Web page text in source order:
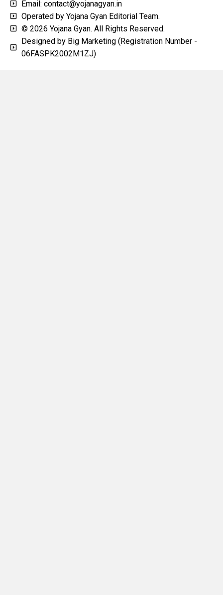
Email: contact@yojanagyan.in
Operated by Yojana Gyan Editorial Team.
© 2026 Yojana Gyan. All Rights Reserved.
Designed by Big Marketing (Registration Number -
06FASPK2002M1ZJ)